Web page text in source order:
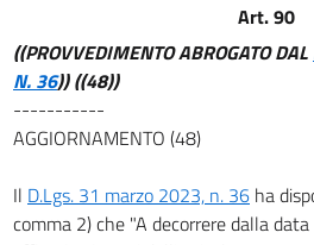
17
18
20
Art. 90
((PROVVEDIMENTO ABROGATO DAL
N. 36)) ((48))
-----------
AGGIORNAMENTO (48)
Il D.Lgs. 31 marzo 2023, n. 36 ha
comma 2) che "A decorrere dalla